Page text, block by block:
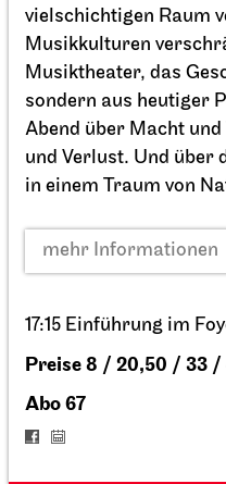
vielschichtigen Raum
Musikkulturen
Musiktheater, das
sondern aus heutiger
Abend über Macht
und Verlust. Und über
in einem Traum von
mehr Informationen
17:15 Einführung im
Preise 8 / 20,50 / 33
Abo 67
Staatsoper Stuttgart
16:00
Sa, 08.05.2027